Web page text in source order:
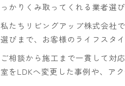
っかりくみ取ってくれる業者選
私たちリビングアップ株式会社
選びまで、お客様のライフスタ
ご相談から施工まで一貫して対
室をLDKへ変更した事例や、ア